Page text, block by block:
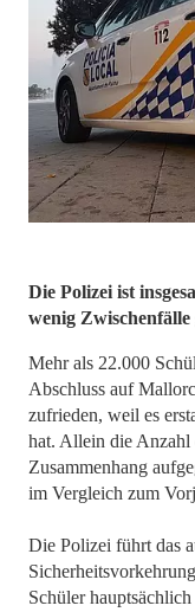
Die Polizei ist
wenig Zwischenfälle
Mehr als 22.000
Abschluss auf
zufrieden, weil es
hat. Allein die Anzahl
Zusammenhang
im Vergleich zum
Die Polizei führt das
Schüler